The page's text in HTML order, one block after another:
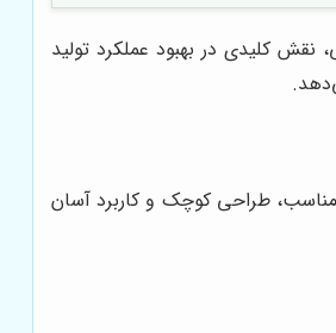
نقش کلیدی در بهبود عملکرد تولید
مناسب، طراحی کوچک و کاربرد آسان